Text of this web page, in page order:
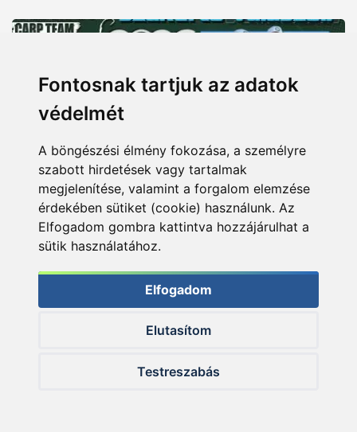
Fontosnak tartjuk az adatok
védelmét
A böngészési élmény fokozása, a személyre
szabott hirdetések vagy tartalmak
megjelenítése, valamint a forgalom elemzése
érdekében sütiket (cookie) használunk. Az
Elfogadom gombra kattintva hozzájárulhat a
sütik használatához.
Elfogadom
Elutasítom
Testreszabás
A szakértő válaszol! - 237. rész
Putz Tamás
4 napja